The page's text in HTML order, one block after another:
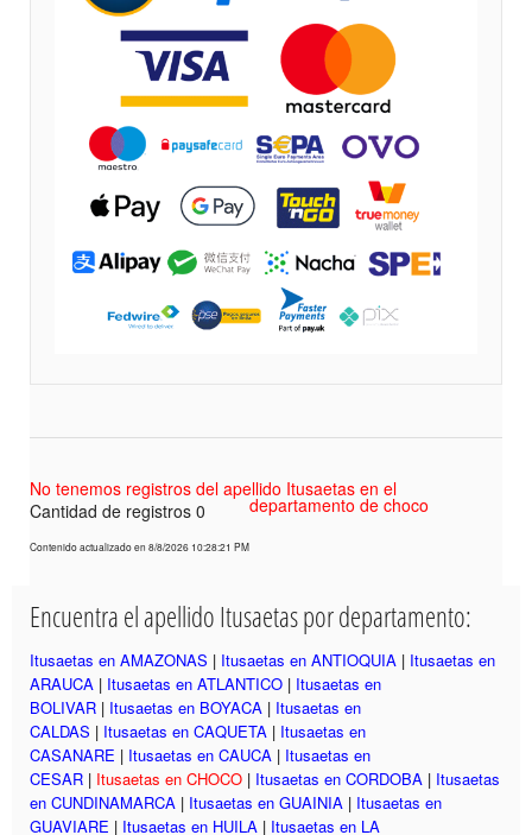
No tenemos registros del apellido Itusaetas en el
departamento de choco
Cantidad de registros 0
Contenido actualizado en 8/8/2026 10:28:21 PM
Encuentra el apellido Itusaetas por departamento:
Itusaetas en AMAZONAS | Itusaetas en ANTIOQUIA | Itusaetas en
ARAUCA | Itusaetas en ATLANTICO | Itusaetas en
BOLIVAR | Itusaetas en BOYACA | Itusaetas en
CALDAS | Itusaetas en CAQUETA | Itusaetas en
CASANARE | Itusaetas en CAUCA | Itusaetas en
CESAR | Itusaetas en CHOCO | Itusaetas en CORDOBA | Itusaetas
en CUNDINAMARCA | Itusaetas en GUAINIA | Itusaetas en
GUAVIARE | Itusaetas en HUILA | Itusaetas en LA